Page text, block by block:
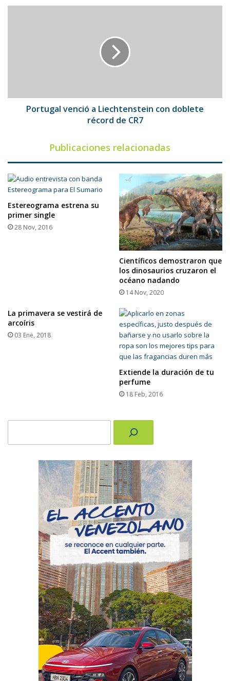
CR7
Portugal venció a Liechtenstein con doblete
récord de CR7
Publicaciones relacionadas
Estereograma estrena su
primer single
28 Nov, 2016
Científicos demostraron que
los dinosaurios cruzaron el
océano nadando
14 Nov, 2020
La primavera se vestirá de
arcoíris
03 Ene, 2018
Extiende la duración de tu
perfume
18 Feb, 2016